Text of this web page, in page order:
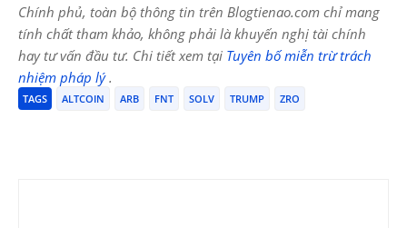
Chính phủ, toàn bộ thông tin trên Blogtienao.com chỉ mang
tính chất tham khảo, không phải là khuyến nghị tài chính
hay tư vấn đầu tư. Chi tiết xem tại Tuyên bố miễn trừ trách
nhiệm pháp lý.
TAGS ALTCOIN ARB FNT SOLV TRUMP ZRO